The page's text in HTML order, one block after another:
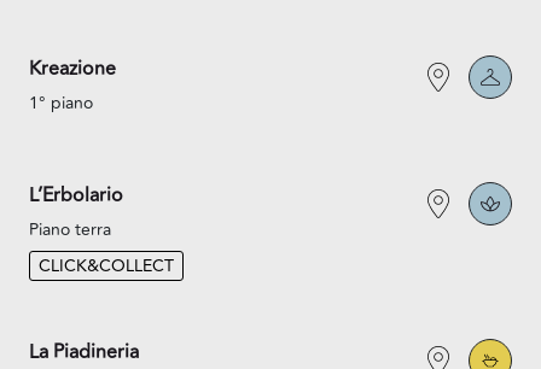
Kreazione
1° piano
L’Erbolario
Piano terra
CLICK&COLLECT
La Piadineria